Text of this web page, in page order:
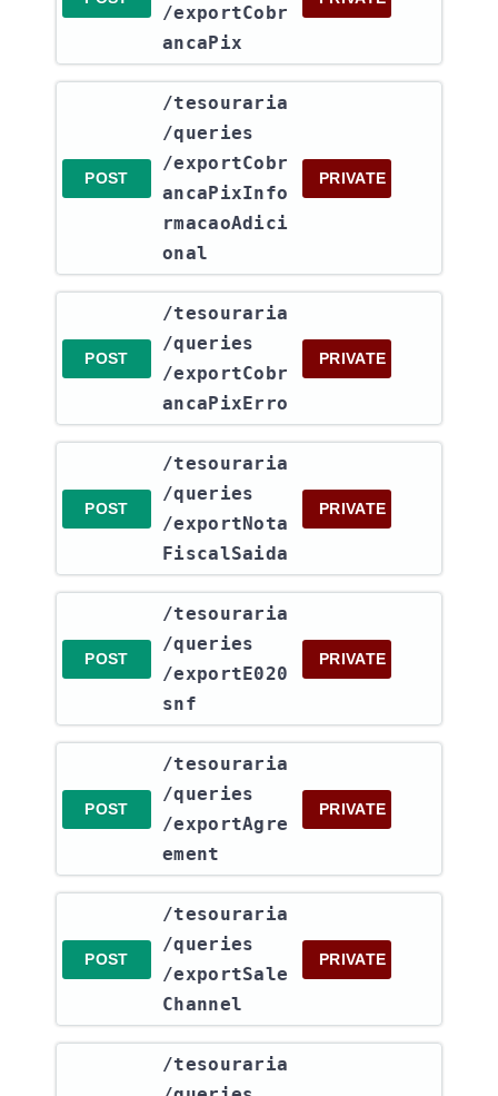
/exportCobr
ancaPix
POST
​/tesouraria​
/queries​
/exportCobr
ancaPixInfo
rmacaoAdici
onal
PRIVATE
POST
​/tesouraria​
/queries​
/exportCobr
ancaPixErro
PRIVATE
POST
​/tesouraria​
/queries​
/exportNota
FiscalSaida
PRIVATE
POST
​/tesouraria​
/queries​
/exportE020
snf
PRIVATE
POST
​/tesouraria​
/queries​
/exportAgre
ement
PRIVATE
POST
​/tesouraria​
/queries​
/exportSale
Channel
PRIVATE
​/tesouraria​